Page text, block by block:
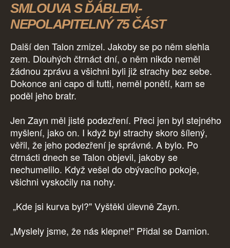
SMLOUVA S ĎÁBLEM-
NEPOLAPITELNÝ 75 ČÁST
Další den Talon zmizel. Jakoby se po něm slehla
zem. Dlouhých čtrnáct dní, o něm nikdo neměl
žádnou zprávu a všichni byli již strachy bez sebe.
Dokonce ani capo di tutti, neměl ponětí, kam se
poděl jeho bratr.
Jen Zayn měl jisté podezření. Přeci jen byl stejného
myšlení, jako on. I když byl strachy skoro šílený,
věřil, že jeho podezření je správné. A bylo. Po
čtrnácti dnech se Talon objevil, jakoby se
nechumelilo. Když vešel do obývacího pokoje,
všichni vyskočily na nohy.
„Kde jsi kurva byl?" Vyštěkl úlevně Zayn.
„Myslely jsme, že nás klepne!" Přidal se Damion.